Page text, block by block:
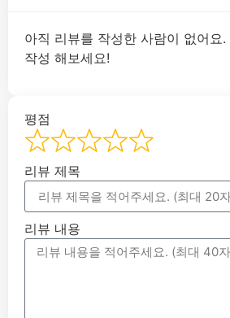
아직 리뷰를 작성한 사람이 없어요
작성 해보세요!
평점
리뷰 제목
리뷰 내용